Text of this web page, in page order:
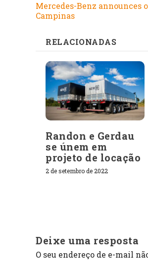
Mercedes-Benz announces
Campinas
RELACIONADAS
Randon e Gerdau
se únem em
projeto de locação
2 de setembro de 2022
Deixe uma resposta
O seu endereço de e-mail